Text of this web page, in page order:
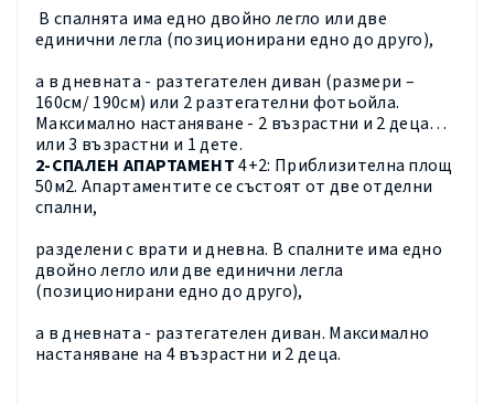
В спалнята има едно двойно легло или две
единични легла (позиционирани едно до друго),
а в дневната - разтегателен диван (размери –
160см/ 190см) или 2 разтегателни фотьойла.
Максимално настаняване - 2 възрастни и 2 деца
или 3 възрастни и 1 дете.
2-СПАЛЕН АПАРТАМЕНТ4+2: Приблизителна площ
50м2. Апартаментите се състоят от две отделни
спални,
разделени с врати и дневна. В спалните има едно
двойно легло или две единични легла
(позиционирани едно до друго),
а в дневната - разтегателен диван. Максимално
настаняване на 4 възрастни и 2 деца.